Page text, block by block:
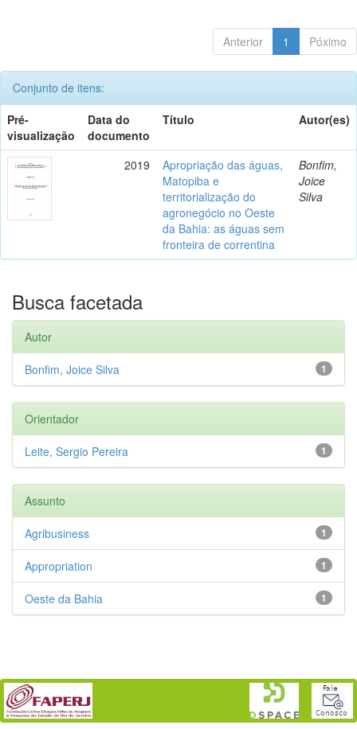
Anterior 1 Póximo
Conjunto de itens:
Pré-
visualização
Data do
documento
Título Autor(es)
2019
Apropriação das águas,
Matopiba e
territorialização do
agronegócio no Oeste
da Bahia: as águas sem
fronteira de correntina
Bonfim,
Joice
Silva
Busca facetada
Autor
1
Bonfim, Joice Silva
Orientador
1
Leite, Sergio Pereira
Assunto
1
Agribusiness
1
Appropriation
1
Oeste da Bahia